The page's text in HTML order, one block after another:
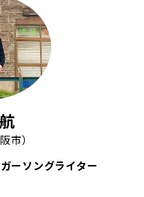
市）
ーソングライター